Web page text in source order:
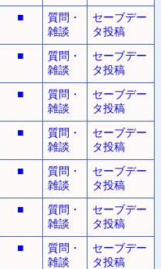
■
質問・
雑談
セーブデー
タ投稿
■
質問・
雑談
セーブデー
タ投稿
■
質問・
雑談
セーブデー
タ投稿
■
質問・
雑談
セーブデー
タ投稿
■
質問・
雑談
セーブデー
タ投稿
■
質問・
雑談
セーブデー
タ投稿
■
質問・
雑談
セーブデー
タ投稿